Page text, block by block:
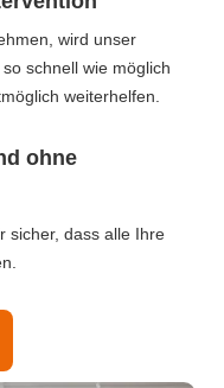
wird unser
schnell wie möglich
weiterhelfen.
ohne
sicher, dass alle Ihre